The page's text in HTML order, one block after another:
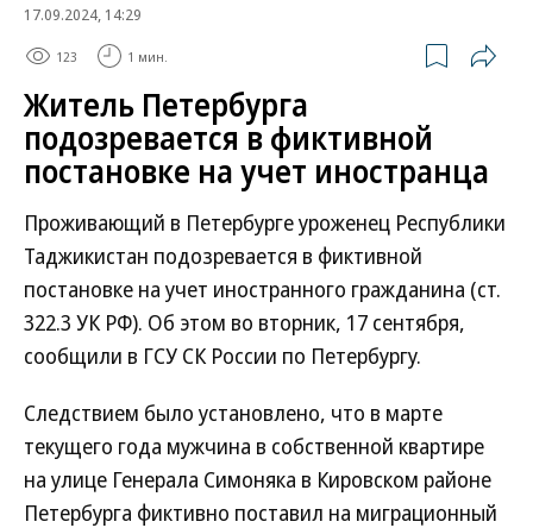
17.09.2024, 14:29
123 1 мин.
Житель Петербурга
подозревается в фиктивной
постановке на учет иностранца
Проживающий в Петербурге уроженец Республики
Таджикистан подозревается в фиктивной
постановке на учет иностранного гражданина (ст.
322.3 УК РФ). Об этом во вторник, 17 сентября,
сообщили в ГСУ СК России по Петербургу.
Следствием было установлено, что в марте
текущего года мужчина в собственной квартире
на улице Генерала Симоняка в Кировском районе
Петербурга фиктивно поставил на миграционный